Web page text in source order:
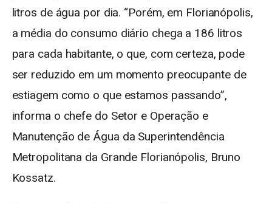
litros de água por dia. “Porém, em Florianópolis,
a média do consumo diário chega a 186 litros
para cada habitante, o que, com certeza, pode
ser reduzido em um momento preocupante de
estiagem como o que estamos passando”,
informa o chefe do Setor e Operação e
Manutenção de Água da Superintendência
Metropolitana da Grande Florianópolis, Bruno
Kossatz.